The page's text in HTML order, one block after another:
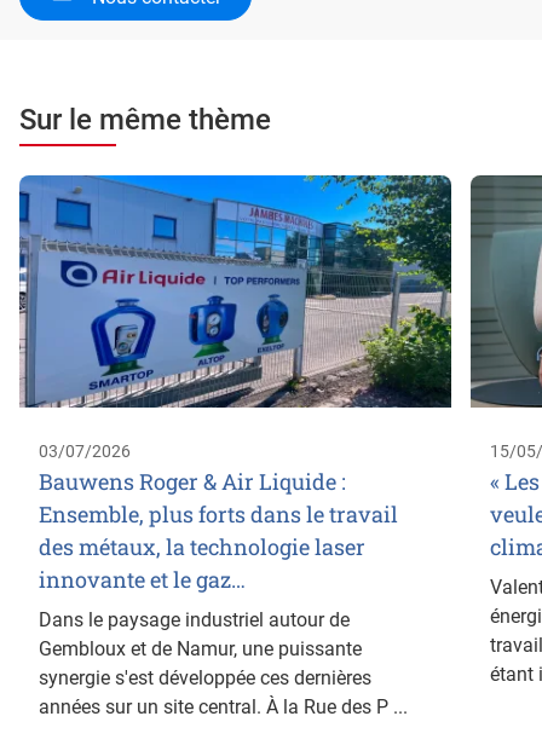
Sur le même thème
03/07/2026
Bauwens Roger & Air Liquide :
Ensemble, plus forts dans le travail
des métaux, la technologie laser
innovante et le gaz…
Dans le paysage industriel autour de
Gembloux et de Namur, une puissante
synergie s'est développée ces dernières
années sur un site central. À la Rue des P ...
15/
«
étant